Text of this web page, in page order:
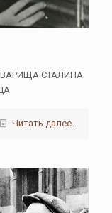
СТАЛИНА
Читать далее...